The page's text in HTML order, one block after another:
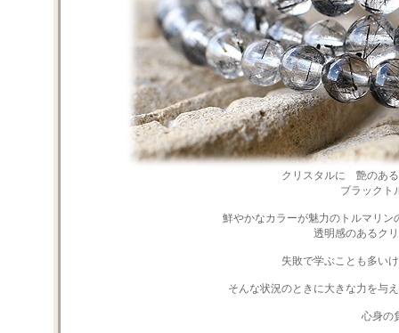
クリスタルに 艶のあ
ブラックト
鮮やかなカラーが魅力のトルマリ
透明感のあるク
失敗で学ぶことも多い
そんな状況のときに大きな力を
心身